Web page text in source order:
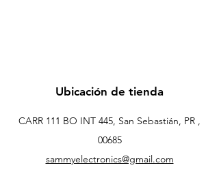
Ubicación de tienda
CARR 111 BO INT 445, San Sebastián, PR ,
00685
sammyelectronics@gmail.com